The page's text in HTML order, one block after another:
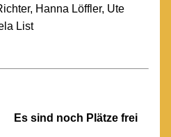
Hanna Löffler, Ute
List
Es sind noch Plätze frei